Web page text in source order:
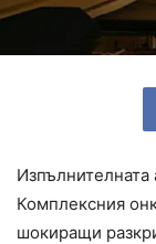
Комплексния
шокиращи